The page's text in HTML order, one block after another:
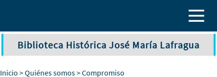
Biblioteca Histórica José María Lafragua
Inicio >Quiénes somos> Compromiso